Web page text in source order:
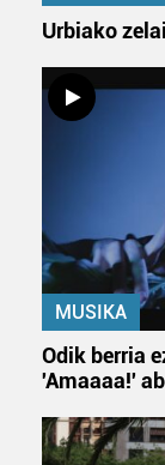
Urbiako
MUSIKA
Odik berria
'Amaaaa!'